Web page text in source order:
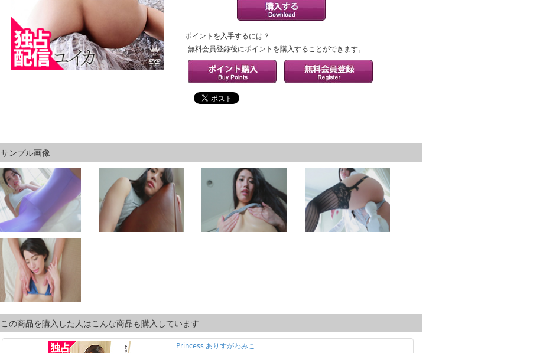
ポイントを入手するには？
無料会員登録後にポイントを購入することができます。
サンプル画像
この商品を購入した人はこんな商品も購入しています
Princess ありすがわみこ